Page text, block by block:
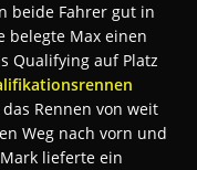
beide Fahrer gut in
belegte Max einen
Qualifying auf Platz
Rennen von weit
Weg nach vorn und
lieferte ein